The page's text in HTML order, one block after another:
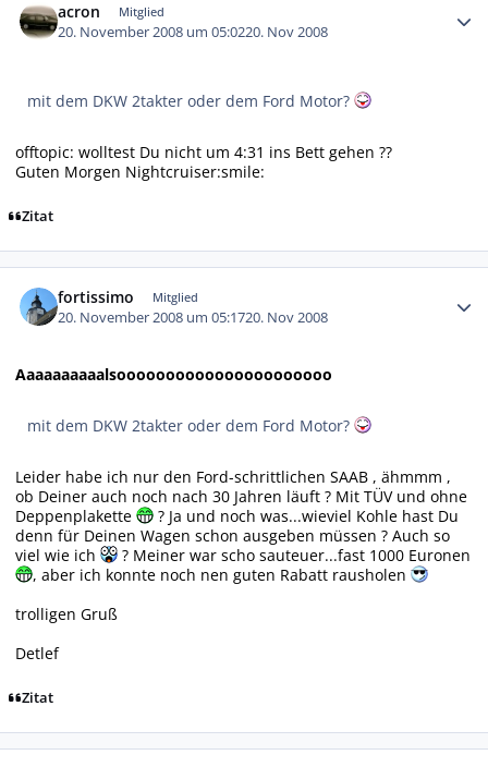
acron Mitglied
20. November 2008 um 05:0220. Nov 2008
mit dem DKW 2takter oder dem Ford Motor?
offtopic: wolltest Du nicht um 4:31 ins Bett gehen ??
Guten Morgen Nightcruiser:smile:
Zitat
fortissimo Mitglied
20. November 2008 um 05:1720. Nov 2008
Aaaaaaaaaalsoooooooooooooooooooooo
mit dem DKW 2takter oder dem Ford Motor?
Leider habe ich nur den Ford-schrittlichen SAAB , ähmmm ,
ob Deiner auch noch nach 30 Jahren läuft ? Mit TÜV und ohne
Deppenplakette
? Ja und noch was...wieviel Kohle hast Du
denn für Deinen Wagen schon ausgeben müssen ? Auch so
viel wie ich
? Meiner war scho sauteuer...fast 1000 Euronen
, aber ich konnte noch nen guten Rabatt rausholen
trolligen Gruß
Detlef
Zitat